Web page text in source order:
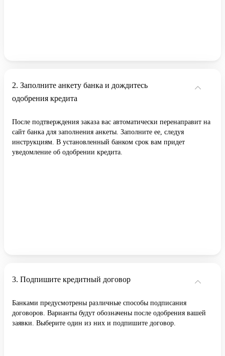
Заполните анкету банка и дождитесь
одобрения кредита
После подтверждения заказа вас автоматически перенаправит на
сайт банка для заполнения анкеты. Заполните ее, следуя
инструкциям. В установленный банком срок вам придет
уведомление об одобрении кредита.
Подпишите кредитный договор
Банками предусмотрены различные способы подписания
договоров. Варианты будут обозначены после одобрения вашей
заявки. Выберите один из них и подпишите договор.